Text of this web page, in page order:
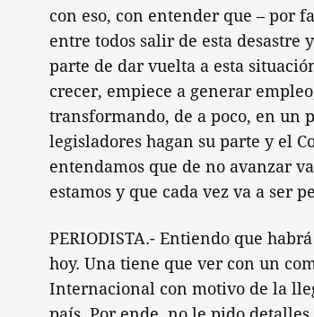
con eso, con entender que – por
entre todos salir de esta
parte de dar vuelta a esta
crecer, empiece a generar
transformando, de a poco, en un
legisladores hagan su parte y el
entendamos que de no avanzar
estamos y que cada vez va a ser
PERIODISTA.- Entiendo que
hoy. Una tiene que ver con un
Internacional con motivo de la